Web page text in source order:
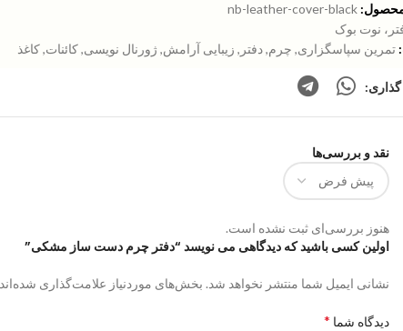
nb-leather-cover-black
نوت بوک
تمرین سپاسگزاری, چرم,دفتر , زیبایی آرامش, ژورنال نویسی,کائنات,کاغذ
نقد و بررسی‌ها
هنوز بررسی‌ای ثبت نشده است.
اولین کسی باشید که دیدگاهی می نویسد “دفتر چرم دست ساز مشکی”
نشانی ایمیل شما منتشر نخواهد شد. بخش‌های موردنیاز علامت‌گذاری شده‌اند
دیدگاه شما *